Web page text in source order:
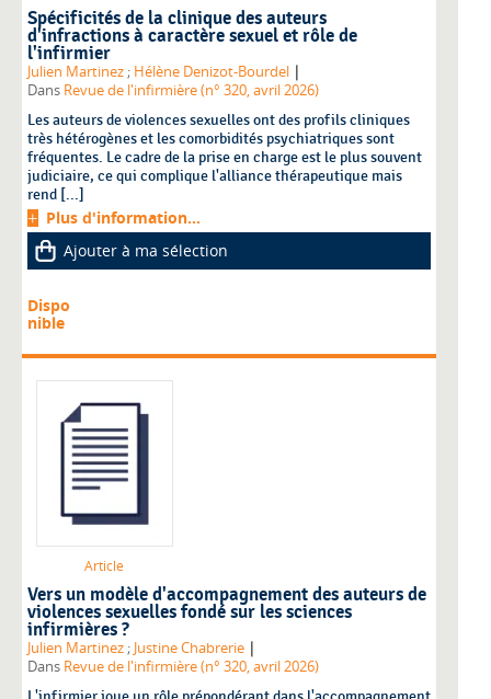
Spécificités de la clinique des auteurs
d'infractions à caractère sexuel et rôle de
l'infirmier
Julien Martinez ; Hélène Denizot-Bourdel |
Dans Revue de l'infirmière (n° 320, avril 2026)
Les auteurs de violences sexuelles ont des profils cliniques
très hétérogènes et les comorbidités psychiatriques sont
fréquentes. Le cadre de la prise en charge est le plus souvent
judiciaire, ce qui complique l'alliance thérapeutique mais
rend [...]
Plus d'information...
Ajouter à ma sélection
Dispo
nible
Article
Vers un modèle d'accompagnement des auteurs de
violences sexuelles fondé sur les sciences
infirmières ?
Julien Martinez ; Justine Chabrerie |
Dans Revue de l'infirmière (n° 320, avril 2026)